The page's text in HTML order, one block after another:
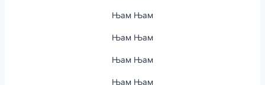
Њам Њам
Њам Њам
Њам Њам
Њам Њам